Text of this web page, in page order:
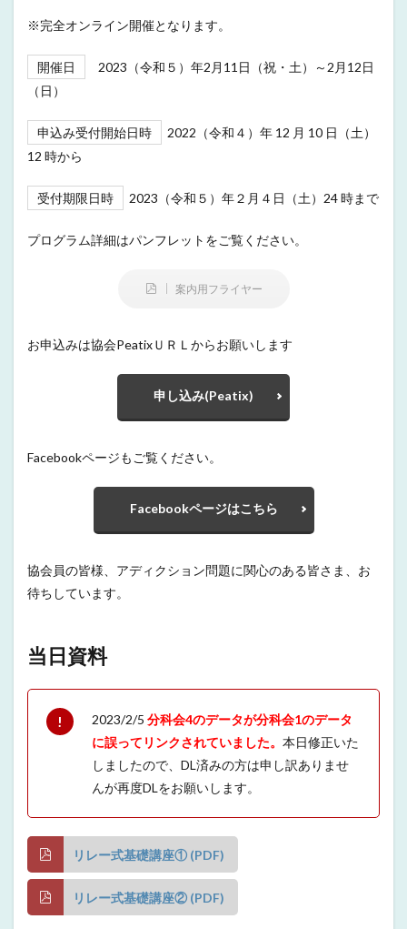
※完全オンライン開催となります。
開催日
2023（令和５）年2月11日（祝・土）～2月12日
（日）
申込み受付開始日時
2022（令和４）年 12 月 10 日（土）
12 時から
受付期限日時 2023（令和５）年２月４日（土）24 時まで
プログラム詳細はパンフレットをご覧ください。
案内用フライヤー
お申込みは協会PeatixＵＲＬからお願いします
申し込み(Peatix)
Facebookページもご覧ください。
Facebookページはこちら
協会員の皆様、アディクション問題に関心のある皆さま、お
待ちしています。
当日資料
2023/2/5 分科会4のデータが分科会1のデータ
に誤ってリンクされていました。 本日修正いた
しましたので、DL済みの方は申し訳ありませ
んが再度DLをお願いします。
リレー式基礎講座① (PDF)
リレー式基礎講座② (PDF)